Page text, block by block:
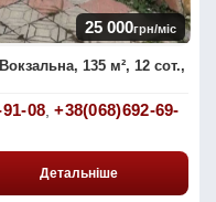
25 000грн/міс
135 м², 12 сот.,
08,+38(068)692-69-
Детальніше